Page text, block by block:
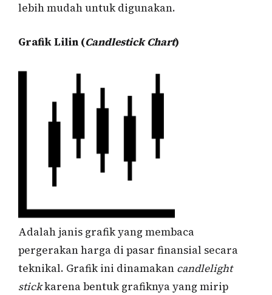
lebih mudah untuk digunakan.
Grafik Lilin (Candlestick Chart)
Adalah janis grafik yang membaca
pergerakan harga di pasar finansial secara
teknikal. Grafik ini dinamakan candlelight
stickkarena bentuk grafiknya yang mirip